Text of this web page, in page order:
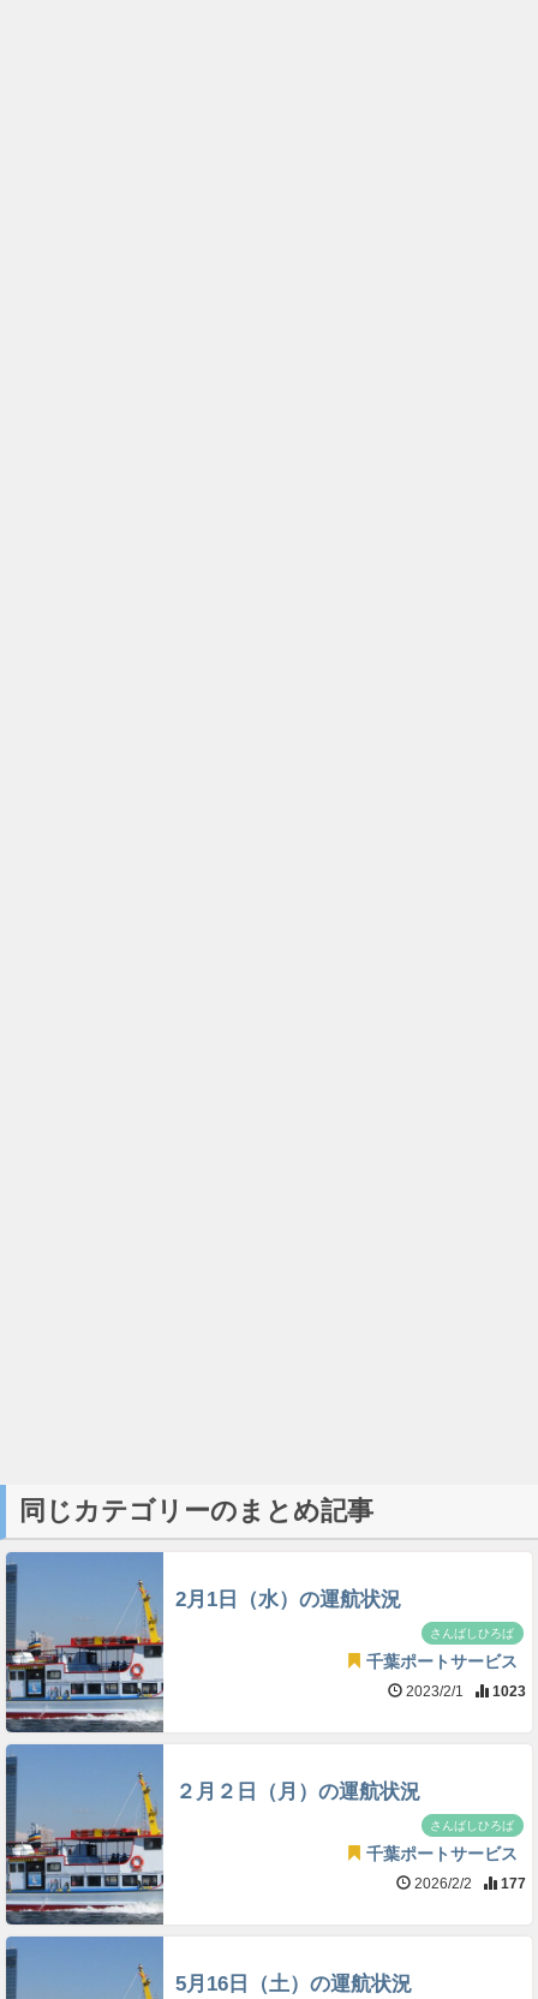
同じカテゴリーのまとめ記事
2月1日（水）の運航状況
さんばしひろば
千葉ポートサービス
2023/2/1 1023
２月２日（月）の運航状況
さんばしひろば
千葉ポートサービス
2026/2/2 177
5月16日（土）の運航状況